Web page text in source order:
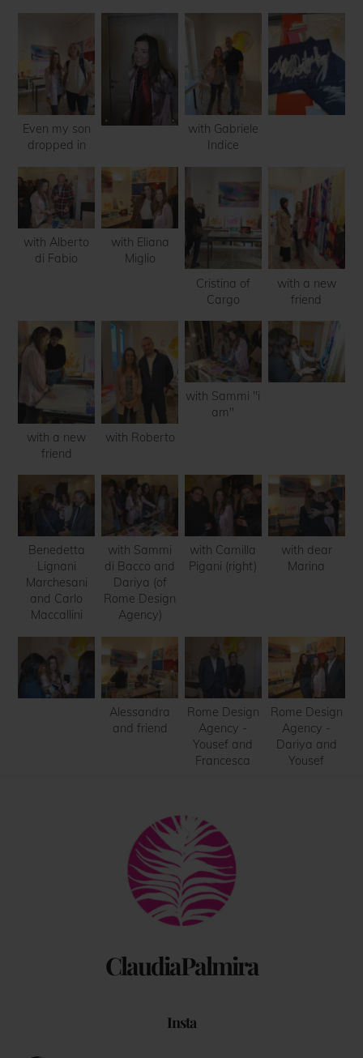
Even my son
dropped in
with Gabriele
Indice
with Alberto
di Fabio
with Eliana
Miglio
Cristina of
Cargo
with a new
friend
with a new
friend
with Roberto
with Sammi "i
am"
Benedetta
Lignani
Marchesani
and Carlo
Maccallini
with Sammi
di Bacco and
Dariya (of
Rome Design
Agency)
with Camilla
Pigani (right)
with dear
Marina
Alessandra
and friend
Rome Design
Agency -
Yousef and
Francesca
Rome Design
Agency -
Dariya and
Yousef
ClaudiaPalmira
Back
To
Top
Insta